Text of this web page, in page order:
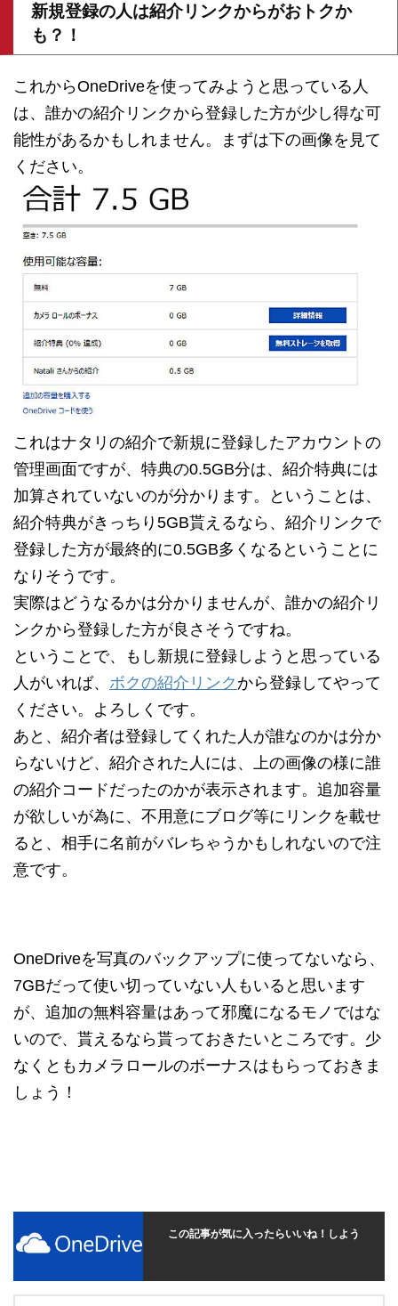
新規登録の人は紹介リンクからがおトクか
も？！
これからOneDriveを使ってみようと思っている人
は、誰かの紹介リンクから登録した方が少し得な可
能性があるかもしれません。まずは下の画像を見て
ください。
これはナタリの紹介で新規に登録したアカウントの
管理画面ですが、特典の0.5GB分は、紹介特典には
加算されていないのが分かります。ということは、
紹介特典がきっちり5GB貰えるなら、紹介リンクで
登録した方が最終的に0.5GB多くなるということに
なりそうです。
実際はどうなるかは分かりませんが、誰かの紹介リ
ンクから登録した方が良さそうですね。
ということで、もし新規に登録しようと思っている
人がいれば、 ボクの紹介リンクから登録してやって
ください。よろしくです。
あと、紹介者は登録してくれた人が誰なのかは分か
らないけど、紹介された人には、上の画像の様に誰
の紹介コードだったのかが表示されます。追加容量
が欲しいが為に、不用意にブログ等にリンクを載せ
ると、相手に名前がバレちゃうかもしれないので注
意です。
OneDriveを写真のバックアップに使ってないなら、
7GBだって使い切っていない人もいると思います
が、追加の無料容量はあって邪魔になるモノではな
いので、貰えるなら貰っておきたいところです。少
なくともカメラロールのボーナスはもらっておきま
しょう！
この記事が気に入ったらいいね！しよう